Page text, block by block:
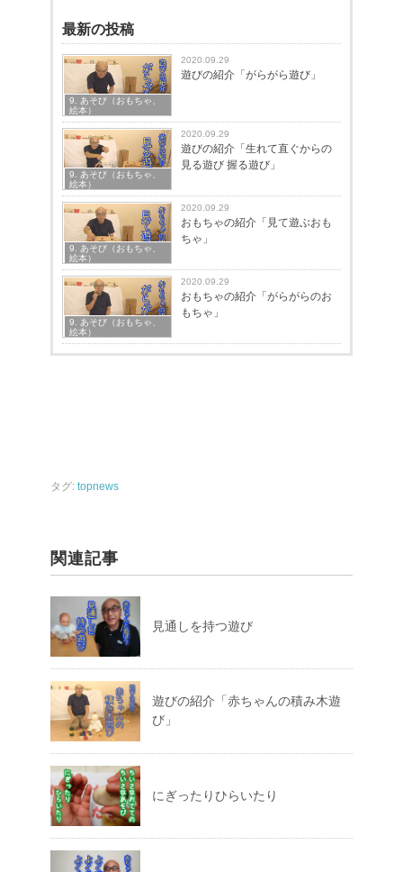
最新の投稿
9. あそび（おもちゃ、
絵本）
2020.09.29
遊びの紹介「がらがら遊び」
9. あそび（おもちゃ、
絵本）
2020.09.29
遊びの紹介「生れて直ぐからの
見る遊び 握る遊び」
9. あそび（おもちゃ、
絵本）
2020.09.29
おもちゃの紹介「見て遊ぶおも
ちゃ」
9. あそび（おもちゃ、
絵本）
2020.09.29
おもちゃの紹介「がらがらのお
もちゃ」
タグ: topnews
関連記事
見通しを持つ遊び
遊びの紹介「赤ちゃんの積み木遊
び」
にぎったりひらいたり